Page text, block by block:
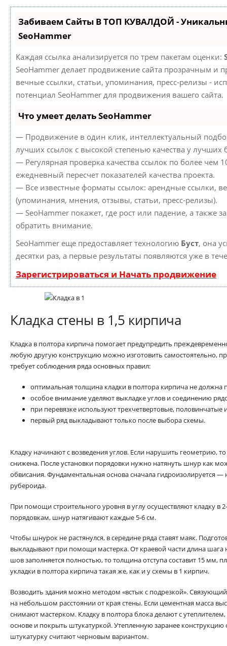
Забиваем Сайты В ТОП КУВАЛДОЙ -
SeoHammer
Каждая ссылка анализируется по трем пакетам оценки:
SeoHammer делает продвижение сайта прозрачным и
вечные ссылки, статьи, упоминания, пресс-релизы -
потенциал SeoHammer для продвижения вашего сайта.
Что умеет делать SeoHammer
— Продвижение в один клик, интеллектуальный
лучших ссылок с высокой степенью качества у лучших
— Регулярная проверка качества ссылок по более чем
ежедневный пересчет показателей качества проекта.
— Все известные форматы ссылок: арендные ссылки,
(упоминания, мнения, отзывы, статьи, пресс-релизы).
— SeoHammer покажет, где рост или падение, а также
обратить внимание.
SeoHammer еще предоставляет технологию Буст, она
десятки раз, а первые результаты появляются уже в
Зарегистрироваться и Начать продвижение
Кладка стены в 1,5 кирпича
Кладка в полтора кирпича помогает предупредить
любую другую конструкцию можно изготовить самостоятельно,
требует соблюдения ряда основных правил:
оптимальная толщина кладки в полтора кирпича не
особое внимание уделяют выкладке углов и соединению
при перевязке используют трехчетвертовые,
первый ряд выкладывают только после выбора схемы.
Кладку начинают с возведения углов. Если нарушить геометрию,
снижена. После установки порядовки нужно натянуть шнур как
обвисания. Фундаментальная основа сначала гидроизолируется —
рубероида.
При помощи строительного уровня в углу осуществляют кладку в
порядовкам, шнур натягивают каждые 5-6 см.
Чтобы шнурок не растянулся, в середине ряда ставят маяк.
выкладывают при помощи мастерка. От краевой части длина
шов заполняется полностью, то толщина отступа составит 15 мм,
укладки в полтора кирпича такая же, как и у схемы в 1 кирпич.
Возводить здания можно методом «встык с подрезкой».
на небольшом расстоянии от края стены. Если цементная масса
снимают мастерком. Кладку в полтора блока делают с
основе и покрыть штукатуркой. Утепленную заранее
штукатурку считают черновым вариантом.